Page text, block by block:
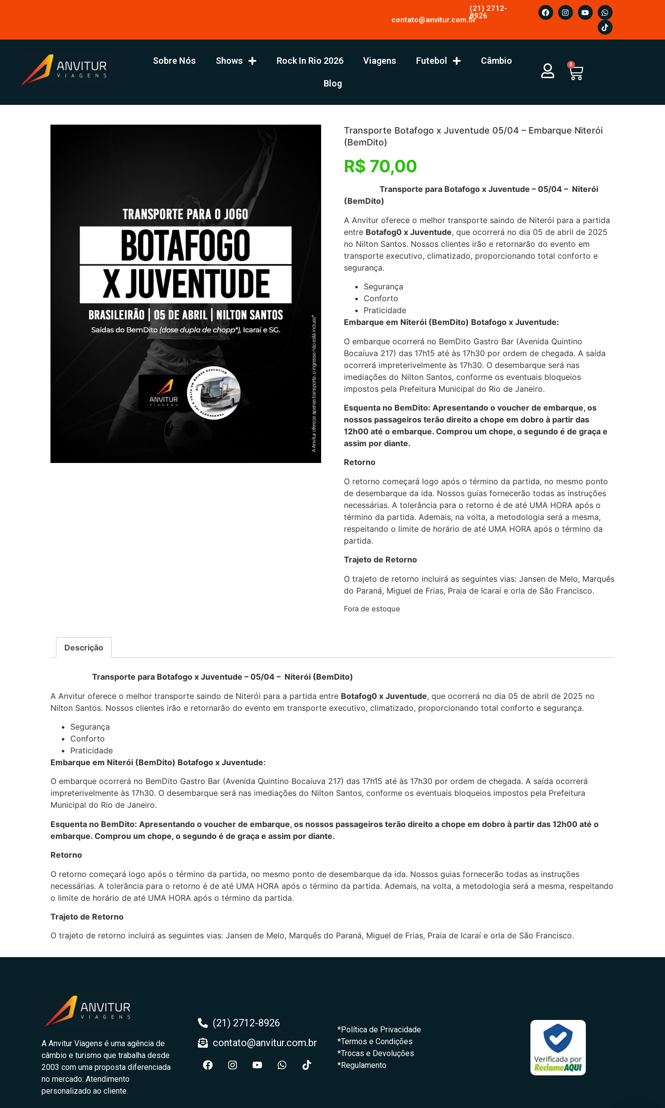
contato@anvitur.com.br
(21) 2712-
8926
Sobre Nós Shows Rock In Rio 2026 Viagens Futebol Câmbio
Blog
0
Transporte Botafogo x Juventude 05/04 – Embarque Niterói
(BemDito)
R$ 70,00
Transporte para Botafogo x Juventude – 05/04 – Niterói
(BemDito)
A Anvitur oferece o melhor transporte saindo de Niterói para a partida
entre Botafog0 x Juventude, que ocorrerá no dia 05 de abril de 2025
no Nilton Santos. Nossos clientes irão e retornarão do evento em
transporte executivo, climatizado, proporcionando total conforto e
segurança.
Segurança
Conforto
Praticidade
Embarque em Niterói (BemDito) Botafogo x Juventude:
O embarque ocorrerá no BemDito Gastro Bar (Avenida Quintino
Bocaíuva 217) das 17h15 até às 17h30 por ordem de chegada. A saída
ocorrerá impreterivelmente às 17h30. O desembarque será nas
imediações do Nilton Santos, conforme os eventuais bloqueios
impostos pela Prefeitura Municipal do Rio de Janeiro.
Esquenta no BemDito: Apresentando o voucher de embarque, os
nossos passageiros terão direito a chope em dobro à partir das
12h00 até o embarque. Comprou um chope, o segundo é de graça e
assim por diante.
Retorno
O retorno começará logo após o término da partida, no mesmo ponto
de desembarque da ida. Nossos guias fornecerão todas as instruções
necessárias. A tolerância para o retorno é de até UMA HORA após o
término da partida. Ademais, na volta, a metodologia será a mesma,
respeitando o limite de horário de até UMA HORA após o término da
partida.
Trajeto de Retorno
O trajeto de retorno incluirá as seguintes vias: Jansen de Melo, Marquês
do Paraná, Miguel de Frias, Praia de Icaraí e orla de São Francisco.
Fora de estoque
Descrição
Transporte para Botafogo x Juventude – 05/04 – Niterói (BemDito)
A Anvitur oferece o melhor transporte saindo de Niterói para a partida entre Botafog0 x Juventude, que ocorrerá no dia 05 de abril de 2025 no
Nilton Santos. Nossos clientes irão e retornarão do evento em transporte executivo, climatizado, proporcionando total conforto e segurança.
Segurança
Conforto
Praticidade
Embarque em Niterói (BemDito) Botafogo x Juventude:
O embarque ocorrerá no BemDito Gastro Bar (Avenida Quintino Bocaíuva 217) das 17h15 até às 17h30 por ordem de chegada. A saída ocorrerá
impreterivelmente às 17h30. O desembarque será nas imediações do Nilton Santos, conforme os eventuais bloqueios impostos pela Prefeitura
Municipal do Rio de Janeiro.
Esquenta no BemDito: Apresentando o voucher de embarque, os nossos passageiros terão direito a chope em dobro à partir das 12h00 até o
embarque. Comprou um chope, o segundo é de graça e assim por diante.
Retorno
O retorno começará logo após o término da partida, no mesmo ponto de desembarque da ida. Nossos guias fornecerão todas as instruções
necessárias. A tolerância para o retorno é de até UMA HORA após o término da partida. Ademais, na volta, a metodologia será a mesma, respeitando
o limite de horário de até UMA HORA após o término da partida.
Trajeto de Retorno
O trajeto de retorno incluirá as seguintes vias: Jansen de Melo, Marquês do Paraná, Miguel de Frias, Praia de Icaraí e orla de São Francisco.
A Anvitur Viagens é uma agência de
câmbio e turismo que trabalha desde
2003 com uma proposta diferenciada
no mercado: Atendimento
personalizado ao cliente.
(21) 2712-8926
contato@anvitur.com.br
*Política de Privacidade
*Termos e Condições
*Trocas e Devoluções
*Regulamento